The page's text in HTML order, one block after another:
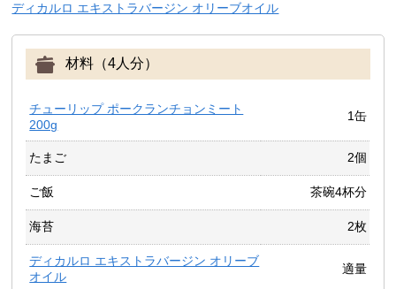
ディカルロ エキストラバージン オリーブオイル
材料（4人分）
チューリップ ポークランチョンミート
200g
1缶
たまご 2個
ご飯 茶碗4杯分
海苔 2枚
ディカルロ エキストラバージン オリーブ
オイル
適量